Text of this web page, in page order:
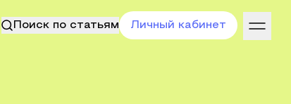
Поиск по статьям Личный кабинет